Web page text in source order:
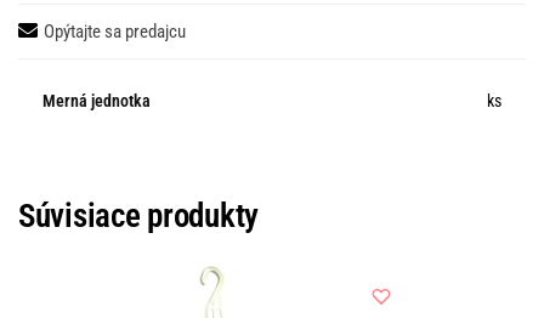
Opýtajte sa predajcu
Merná jednotka ks
Súvisiace produkty